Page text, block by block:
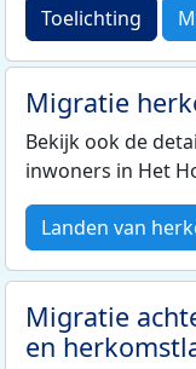
Toelichting
Migratie
Bekijk ook de
inwoners in Het
Landen van
Migratie
en